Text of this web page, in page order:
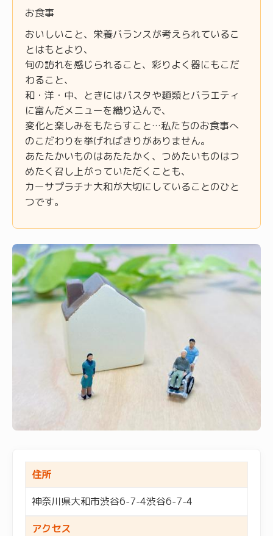
お食事
おいしいこと、栄養バランスが考えられているこ
とはもとより、
旬の訪れを感じられること、彩りよく器にもこだ
わること、
和・洋・中、ときにはパスタや麺類とバラエティ
に富んだメニューを織り込んで、
変化と楽しみをもたらすこと…私たちのお食事へ
のこだわりを挙げればきりがありません。
あたたかいものはあたたかく、つめたいものはつ
めたく召し上がっていただくことも、
カーサプラチナ大和が大切にしていることのひと
つです。
住所
神奈川県大和市渋谷6-7-4渋谷6-7-4
アクセス